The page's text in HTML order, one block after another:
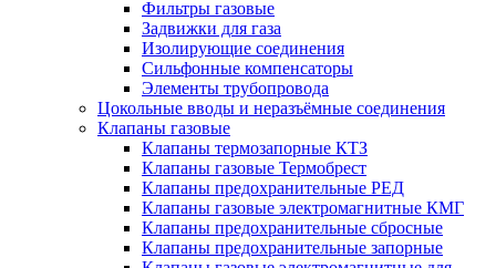
Фильтры газовые
Задвижки для газа
Изолирующие соединения
Сильфонные компенсаторы
Элементы трубопровода
Цокольные вводы и неразъёмные соединения
Клапаны газовые
Клапаны термозапорные КТЗ
Клапаны газовые Термобрест
Клапаны предохранительные РЕД
Клапаны газовые электромагнитные КМГ
Клапаны предохранительные сбросные
Клапаны предохранительные запорные